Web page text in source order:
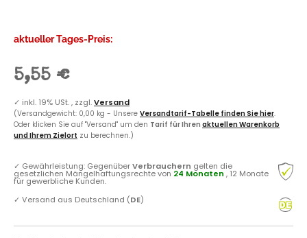
aktueller Tages-Preis:
5,55 €
✓ inkl. 19% USt. , zzgl.Versand
(Versandgewicht: 0,00 kg - Unsere Versandtarif-Tabelle finden Sie hier.
Oder klicken Sie auf "Versand" um den Tarif für Ihren aktuellen Warenkorb
und Ihrem Zielort zu berechnen.)
✓ Gewährleistung: GegenüberVerbrauchern gelten die
gesetzlichen Mängelhaftungsrechte von 24 Monaten , 12 Monate
für gewerbliche Kunden.
✓ Versand aus Deutschland (DE)